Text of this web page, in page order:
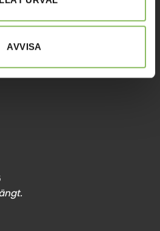
AVVISA